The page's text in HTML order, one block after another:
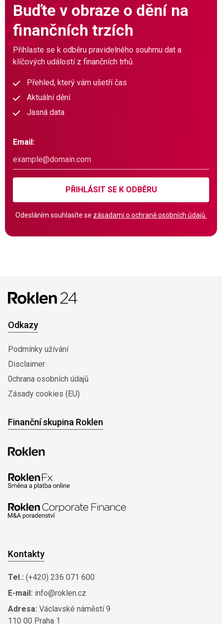
Buďte v obraze o dění na
finančních trzích
Přihlaste se k odběru pravidelného souhrnu dat a
klíčových událostí z finančních trhů.
Přehled, který vám ušetří čas
Aktuální dění
Jasná data
Email:
PŘIHLÁSIT SE K ODBĚRU
Odesláním souhlasíte se zásadami o ochraně osobních údajů.
Odkazy
Podmínky užívání
Disclaimer
0chrana osobních údajů
Zásady cookies (EU)
Finanční skupina Roklen
Kontakty
Tel.: (+420) 236 071 600
E-mail: info@roklen.cz
Adresa: Václavské náměstí 9
110 00 Praha 1